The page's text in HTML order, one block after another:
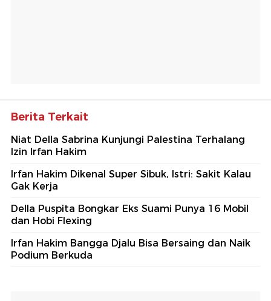
Berita Terkait
Niat Della Sabrina Kunjungi Palestina Terhalang
Izin Irfan Hakim
Irfan Hakim Dikenal Super Sibuk, Istri: Sakit Kalau
Gak Kerja
Della Puspita Bongkar Eks Suami Punya 16 Mobil
dan Hobi Flexing
Irfan Hakim Bangga Djalu Bisa Bersaing dan Naik
Podium Berkuda